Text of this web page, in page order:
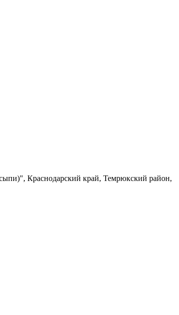
Краснодарский край, Темрюкский район,